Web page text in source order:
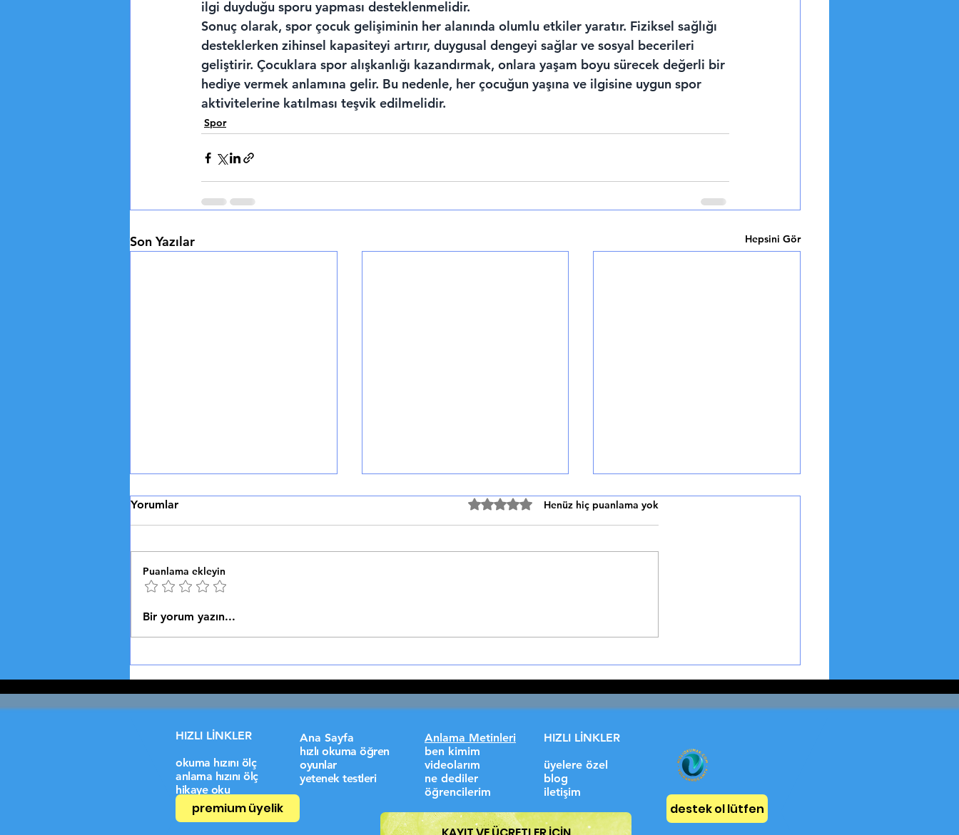
ilgi duyduğu sporu yapması desteklenmelidir.
Sonuç olarak, spor çocuk gelişiminin her alanında olumlu etkiler yaratır. Fiziksel sağlığı
desteklerken zihinsel kapasiteyi artırır, duygusal dengeyi sağlar ve sosyal becerileri
geliştirir. Çocuklara spor alışkanlığı kazandırmak, onlara yaşam boyu sürecek değerli bir
hediye vermek anlamına gelir. Bu nedenle, her çocuğun yaşına ve ilgisine uygun spor
aktivitelerine katılması teşvik edilmelidir.
Spor
Son Yazılar Hepsini Gör
2024 Paris Oyunları
🏅 2024 PARİS OLİMPİYATLARI
ve Teknolojik Yenilikler 2024
Paris Olimpiyatları:...
Sporda Beslenme
🍎 B ESLENME VE SPOR:
Bisiklet Sporunun Yıldızı
🚴 BİSİKLET SPORUNUN YENİ
Yorumlar 5 üzerinden 0 yıldızHenüz hiç puanlama yok
Puanlama ekleyin
Bir yorum yazın...
HIZLI LİNKLER
okuma hızını ölç
anlama hızını ölç
hikaye oku
Ana Sayfa
hızlı okuma öğren
oyunlar
yetenek testleri
Anlama Metinleri
ben kimim
videolarım
ne dediler
öğrencilerim
HIZLI LİNKLER
üyelere özel
blog
iletişim
premium üyelik destek ol lütfen